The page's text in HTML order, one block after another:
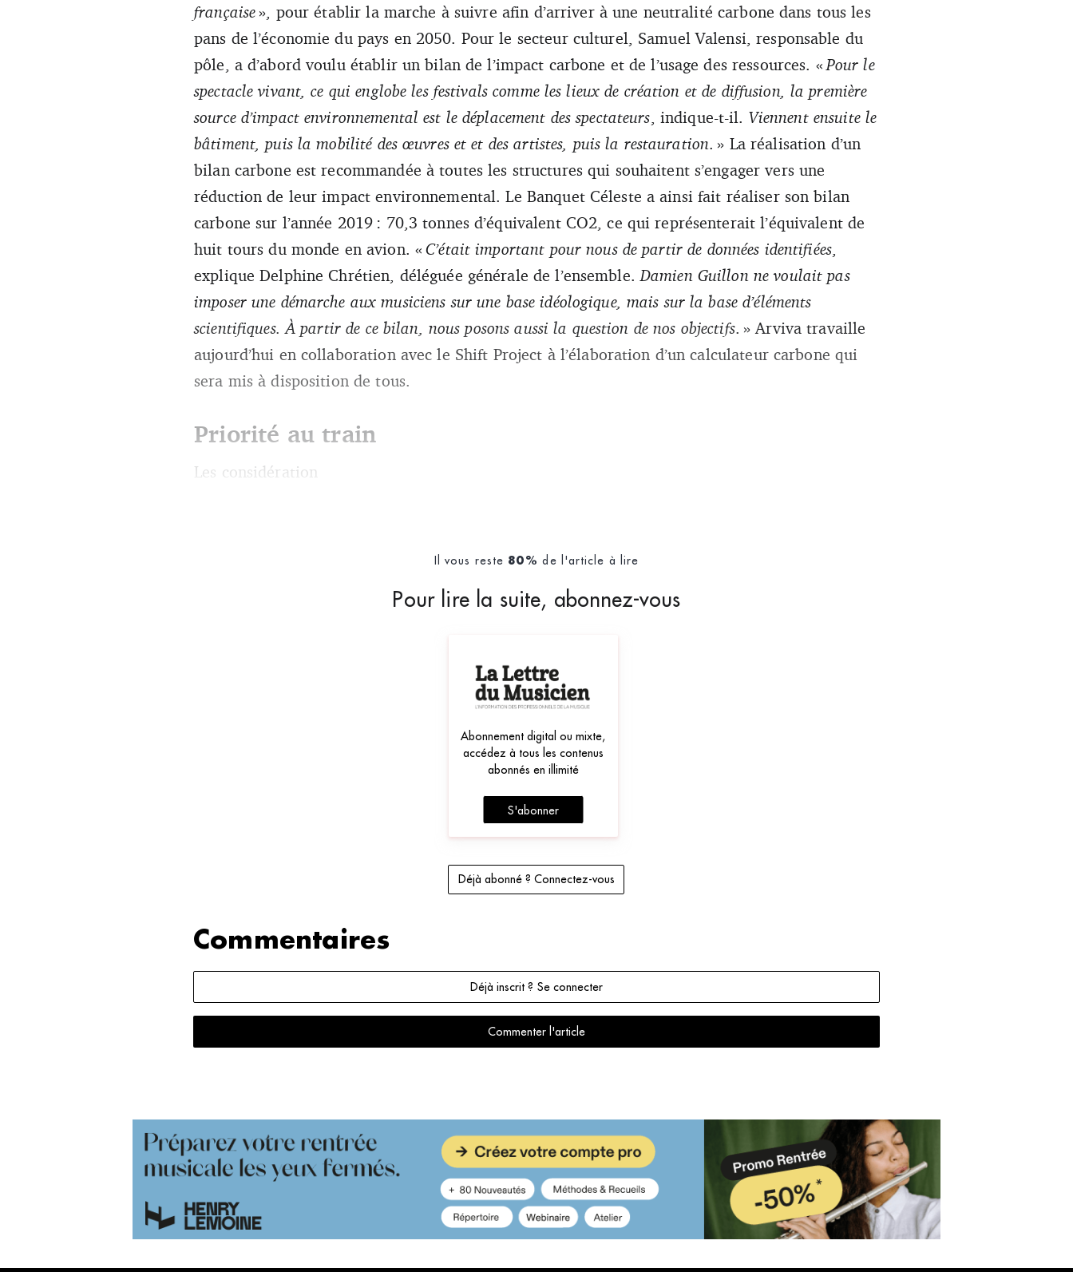
française », pour établir la marche à suivre afin d’arriver à une neutralité carbone dans tous les
pans de l’économie du pays en 2050. Pour le secteur culturel, Samuel Valensi, responsable du
pôle, a d’abord voulu établir un bilan de l’impact carbone et de l’usage des ressources. « Pour le
spectacle vivant, ce qui englobe les festivals comme les lieux de création et de diffusion, la première
source d’impact environnemental est le déplacement des spectateurs , indique-t-il. Viennent ensuite le
bâtiment, puis la mobilité des œuvres et et des artistes, puis la restauration. » La réalisation d’un
bilan carbone est recommandée à toutes les structures qui souhaitent s’engager vers une
réduction de leur impact environnemental. Le Banquet Céleste a ainsi fait réaliser son bilan
carbone sur l’année 2019 : 70,3 tonnes d’équivalent CO2, ce qui représenterait l’équivalent de
huit tours du monde en avion. «C’était important pour nous de partir de données identifiées,
explique Delphine Chrétien, déléguée générale de l’ensemble. Damien Guillon ne voulait pas
imposer une démarche aux musiciens sur une base idéologique, mais sur la base d’éléments
scientifiques. À partir de ce bilan, nous posons aussi la question de nos objectifs. » Arviva travaille
aujourd’hui en collaboration avec le Shift Project à l’élaboration d’un calculateur carbone qui
sera mis à disposition de tous.
Priorité au train
Les considération
Il vous reste 80% de l'article à lire
Pour lire la suite, abonnez-vous
Abonnement digital ou mixte,
accédez à tous les contenus
abonnés en illimité
S'abonner
Déjà abonné ? Connectez-vous
Commentaires
Déjà inscrit ? Se connecter
Commenter l'article